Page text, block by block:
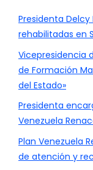
Presidenta Delcy
rehabilitadas en
Vicepresidencia
de Formación
del Estado»
Presidenta
Venezuela
Plan Venezuela
de atención y